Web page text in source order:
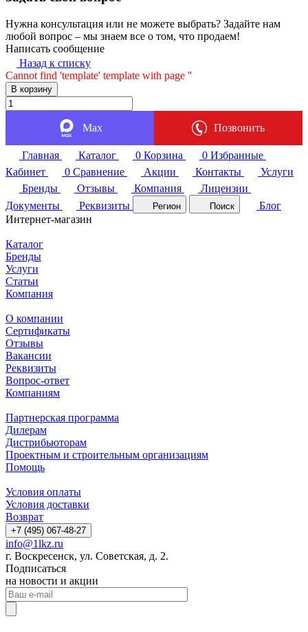
Нужна консультация или не можете выбрать? Задайте нам
любой вопрос – мы знаем все о том, что продаем!
Написать сообщение
Назад к списку
Cannot find 'template' template with page ''
В корзину
Max Позвонить
Главная Каталог 0 Корзина 0 Избранные
Кабинет
0 Сравнение Акции Контакты
Услуги
Бренды
Отзывы Компания
Лицензии
Документы
Реквизиты Регион Поиск
Блог
Интернет-магазин
Каталог
Бренды
Услуги
Статьи
Компания
О компании
Сертификаты
Отзывы
Вакансии
Реквизиты
Вопрос-ответ
Компаниям
Партнерская программа
Дилерам
Дистрибьюторам
Проектным и строительным организациям
Помощь
Условия оплаты
Условия доставки
Возврат
+7 (495) 067-48-27
info@1lkz.ru
г. Воскресенск, ул. Советская, д. 2.
Подписаться
на новости и акции